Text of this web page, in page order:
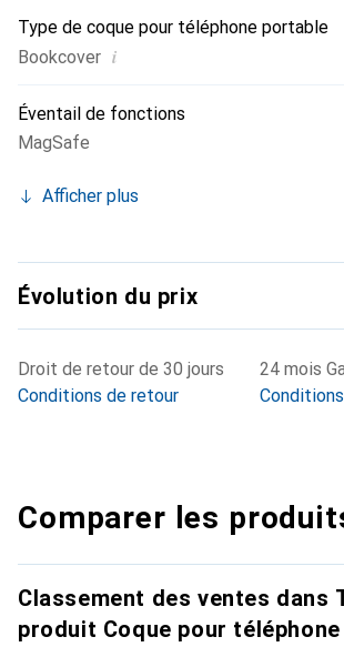
Type de coque pour téléphone portable
Bookcover i
Éventail de fonctions
MagSafe
Afficher plus
Évolution du prix
Droit de retour de 30 jours
Conditions de retour
24 mois
Comparer les
Classement des ventes dans
produit Coque pour